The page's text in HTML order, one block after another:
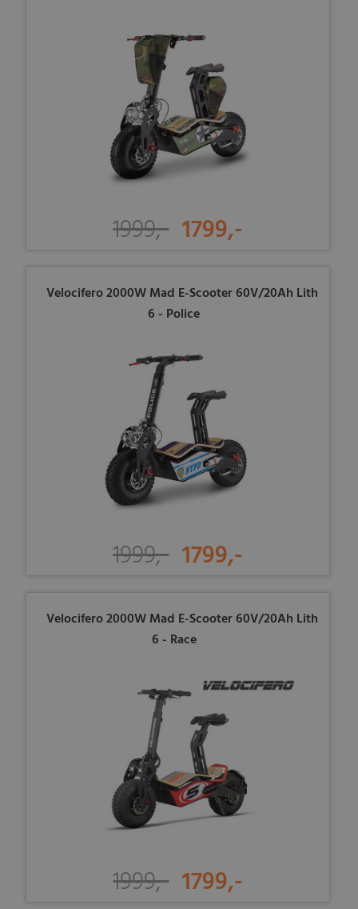
1999,- 1799,-
Velocifero 2000W Mad E-Scooter 60V/20Ah Lith
6 - Police
1999,- 1799,-
Velocifero 2000W Mad E-Scooter 60V/20Ah Lith
6 - Race
1999,- 1799,-